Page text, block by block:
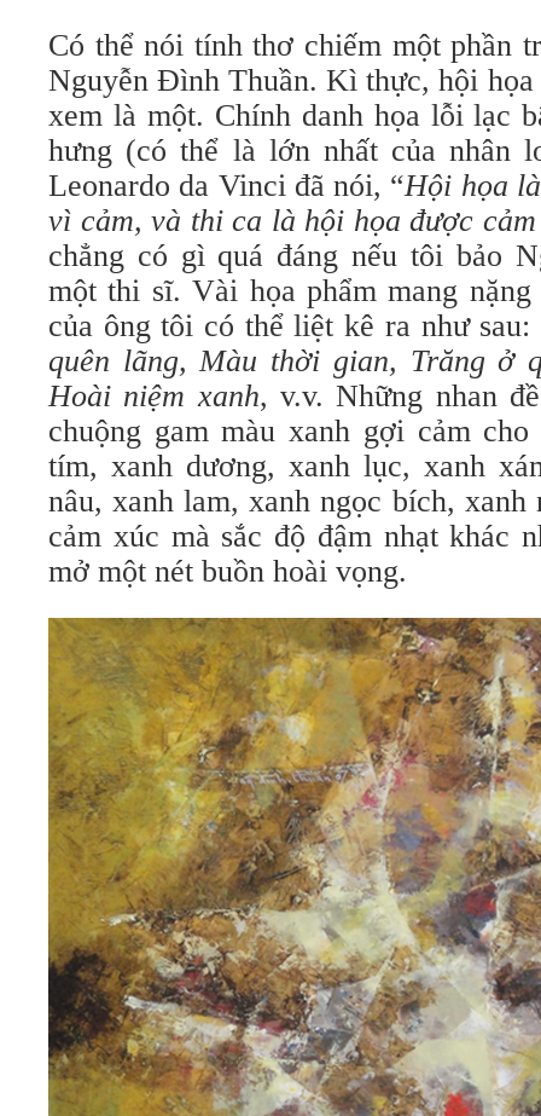
Có thể nói tính thơ chiếm một phần
Nguyễn Đình Thuần. Kì thực, hội
xem là một. Chính danh họa lỗi lạc
hưng (có thể là lớn nhất của nhân
Leonardo da Vinci đã nói, “Hội họa
vì cảm, và thi ca là hội họa được
chẳng có gì quá đáng nếu tôi bảo
một thi sĩ. Vài họa phẩm mang
của ông tôi có thể liệt kê ra như sau:
quên lãng, Màu thời gian, Trăng ở
Hoài niệm xanh, v.v. Những nhan
chuộng gam màu xanh gợi cảm
tím, xanh dương, xanh lục, xanh
nâu, xanh lam, xanh ngọc bích,
cảm xúc mà sắc độ đậm nhạt khác
mở một nét buồn hoài vọng.